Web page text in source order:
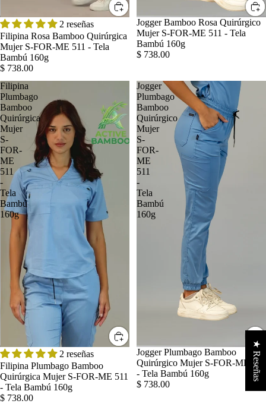
2 reseñas
Filipina Rosa Bamboo Quirúrgica
Mujer S-FOR-ME 511 - Tela
Bambú 160g
$ 738.00
Jogger Bamboo Rosa Quirúrgico
Mujer S-FOR-ME 511 - Tela
Bambú 160g
$ 738.00
Filipina
Plumbago
Bamboo
Quirúrgica
Mujer
S-
FOR-
ME
511
-
Tela
Bambú
160g
2 reseñas
Filipina Plumbago Bamboo
Quirúrgica Mujer S-FOR-ME 511
- Tela Bambú 160g
$ 738.00
Jogger
Plumbago
Bamboo
Quirúrgico
Mujer
S-
FOR-
ME
511
-
Tela
Bambú
160g
Jogger Plumbago Bamboo
Quirúrgico Mujer S-FOR-ME 511
- Tela Bambú 160g
$ 738.00
★ Reseñas